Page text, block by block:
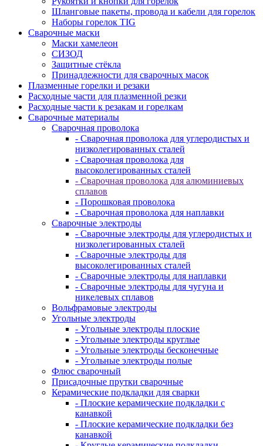
Шланговые пакеты, провода и кабели для горелок
Наборы горелок TIG
Сварочные маски
Маски хамелеон
СИЗОД
Защитные стёкла
Принадлежности для сварочных масок
Плазменные горелки и резаки
Расходные части для плазменной резки
Расходные части к резакам и горелкам
Сварочные материалы
Сварочная проволока
- Сварочная проволока для углеродистых и
низколегированных сталей
- Сварочная проволока для
высоколегированных сталей
- Сварочная проволока для алюминиевых
сплавов
- Порошковая проволока
- Сварочная проволока для наплавки
Сварочные электроды
- Сварочные электроды для углеродистых и
низколегированных сталей
- Сварочные электроды для
высоколегированных сталей
- Сварочные электроды для наплавки
- Сварочные электроды для чугуна и
никелевых сплавов
Вольфрамовые электроды
Угольные электроды
- Угольные электроды плоские
- Угольные электроды круглые
- Угольные электроды бесконечные
- Угольные электроды полые
Флюс сварочный
Присадочные прутки сварочные
Керамические подкладки для сварки
- Плоские керамические подкладки с
канавкой
- Плоские керамические подкладки без
канавкой